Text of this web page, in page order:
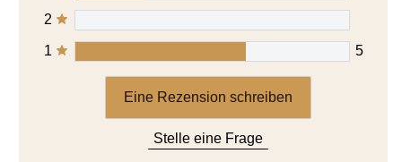
2
1 5
Eine Rezension schreiben
Stelle eine Frage